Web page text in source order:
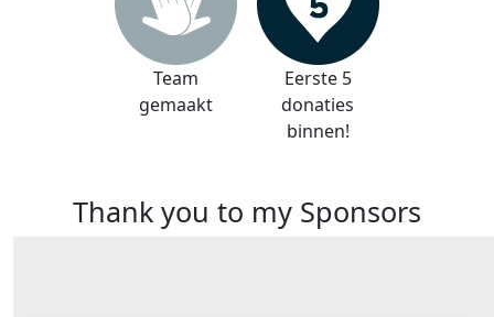
Team
gemaakt
Eerste 5
donaties
binnen!
Thank you to my Sponsors